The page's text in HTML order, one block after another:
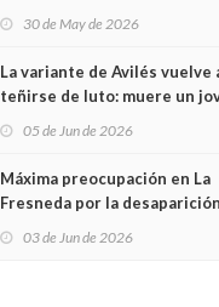
sobrecoste de los trenes
cabían por los túneles
30 de May de 2026
La variante de Avilés vuelve
teñirse de luto: muere un
05 de Jun de 2026
Máxima preocupación en La
Fresneda por la
03 de Jun de 2026